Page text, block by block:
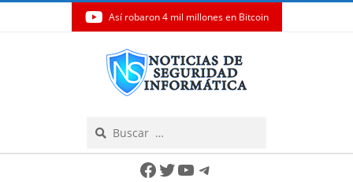
Así robaron 4 mil millones en Bitcoin
Facebook
Twitter
YouTube
Telegram